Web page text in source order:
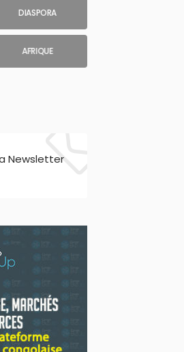
DIASPORA
AFRIQUE
Newsletter